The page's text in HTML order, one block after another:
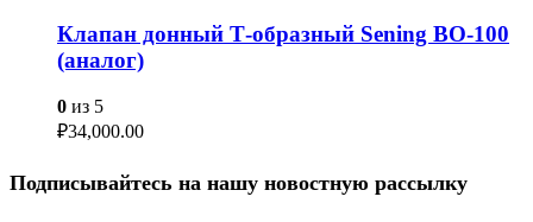
Клапан донный Т-образный Sening BO-100
(аналог)
0 из 5
₽34,000.00
Подписывайтесь на нашу новостную рассылку